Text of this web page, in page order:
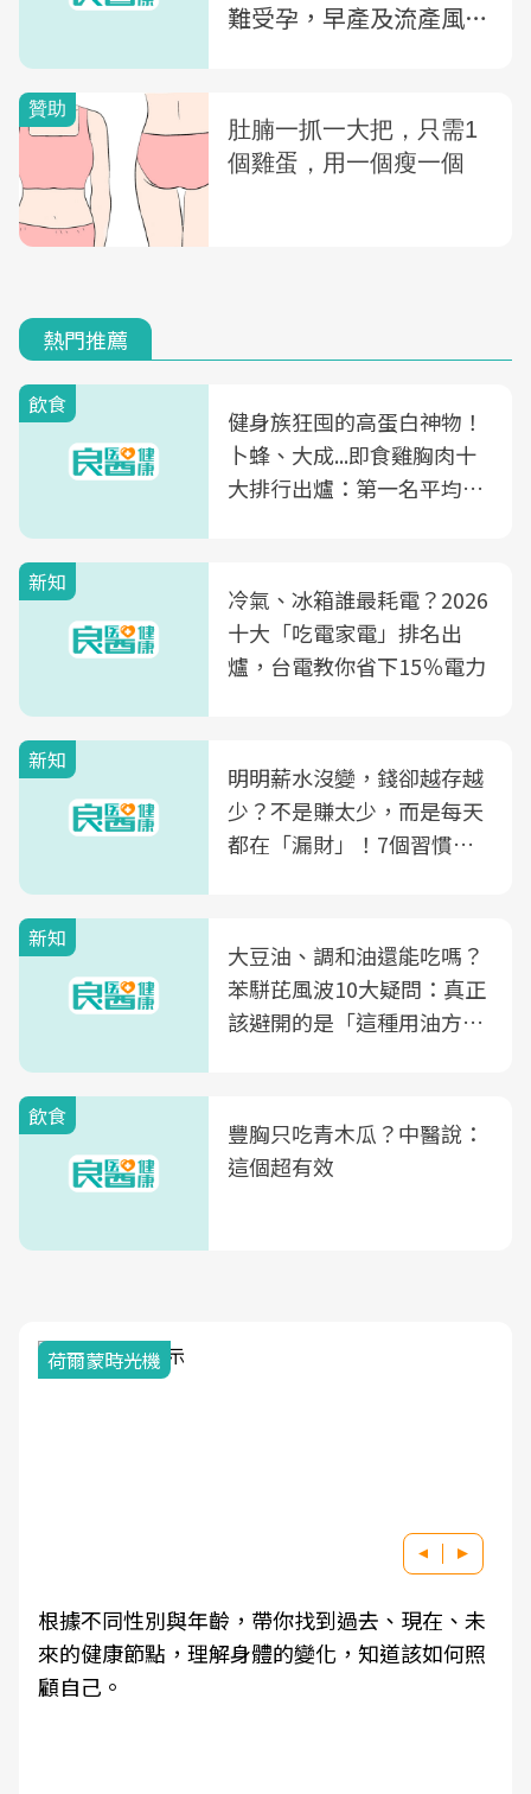
難受孕，早產及流產風險
熱門推薦
飲食
健身族狂囤的高蛋白神物！
卜蜂、大成...即食雞胸肉十
大排行出爐：第一名平均一
新知
冷氣、冰箱誰最耗電？2026
十大「吃電家電」排名出
爐，台電教你省下15％電力
新知
明明薪水沒變，錢卻越存越
少？不是賺太少，而是每天
都在「漏財」！7個習慣一
新知
大豆油、調和油還能吃嗎？
苯駢芘風波10大疑問：真正
該避開的是「這種用油方
飲食
豐胸只吃青木瓜？中醫說：
這個超有效
荷爾蒙時光機
根據不同性別與年齡，帶你找到過去、現在、未
來的健康節點，理解身體的變化，知道該如何照
顧自己。